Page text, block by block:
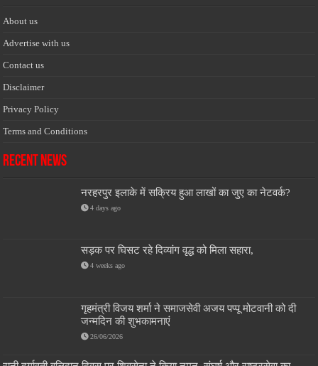
About us
Advertise with us
Contact us
Disclaimer
Privacy Policy
Terms and Conditions
Recent News
नरहरपुर इलाके में सक्रिय हुआ लाखों का जुए का नेटवर्क?
4 days ago
सड़क पर घिसट रहे दिव्यांग वृद्ध को मिला सहारा,
4 weeks ago
गृहमंत्री विजय शर्मा ने समाजसेवी अजय पप्पू मोटवानी को दी
जन्मदिन की शुभकामनाएं
26/06/2026